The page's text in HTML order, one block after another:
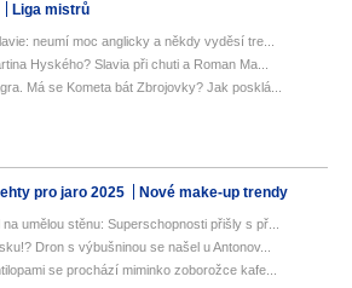
Liga mistrů
neumí moc anglicky a někdy vyděsí tre...
Hyského? Slavia při chuti a Roman Ma...
Má se Kometa bát Zbrojovky? Jak posklá...
pro jaro 2025 Nové make-up trendy
umělou stěnu: Superschopnosti přišly s př...
Dron s výbušninou se našel u Antonov...
se prochází miminko zoborožce kafe...